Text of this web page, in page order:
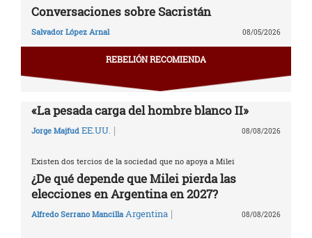
Conversaciones sobre Sacristán
Salvador López Arnal 08/05/2026
REBELIÓN RECOMIENDA
«La pesada carga del hombre blanco II»
Jorge Majfud EE.UU. | 08/08/2026
Existen dos tercios de la sociedad que no apoya a Milei
¿De qué depende que Milei pierda las
elecciones en Argentina en 2027?
Alfredo Serrano Mancilla Argentina | 08/08/2026